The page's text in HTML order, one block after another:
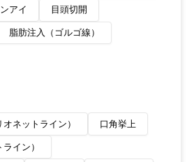
アイ 目頭切開
脂肪注入（ゴルゴ線）
ネットライン） 口角挙上
イン）